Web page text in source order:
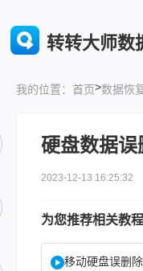
转转大师数
我的位置： 首页>数据恢
硬盘数据误
2023-12-13
为您推荐相关教程